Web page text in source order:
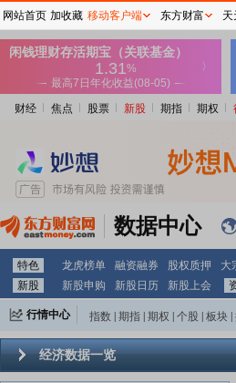
财经 焦点 股票 新股 期指 期权
数据中心
特色 龙虎榜单 融资融券 股权质押 大
新股
新股申购 新股日历 新股上会
行情中心 指数 期指 期权 个股 板块
经济数据一览
网站首页 加收藏 移动客户端 东方财富 天